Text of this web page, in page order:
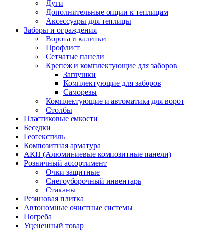
Дуги
Дополнительные опции к теплицам
Аксессуары для теплицы
Заборы и ограждения
Ворота и калитки
Профлист
Сетчатые панели
Крепеж и комплектующие для заборов
Заглушки
Комплектующие для заборов
Саморезы
Комплектующие и автоматика для ворот
Столбы
Пластиковые емкости
Беседки
Геотекстиль
Композитная арматура
АКП (Алюминиевые композитные панели)
Розничный ассортимент
Очки защитные
Снегоуборочный инвентарь
Стаканы
Резиновая плитка
Автономные очистные системы
Погреба
Уцененный товар